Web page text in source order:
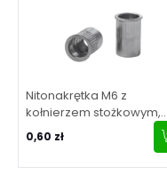
Nitonakrętka M6 z
kołnierzem stożkowym,
Radeł 0.5-3.0
0,60 zł